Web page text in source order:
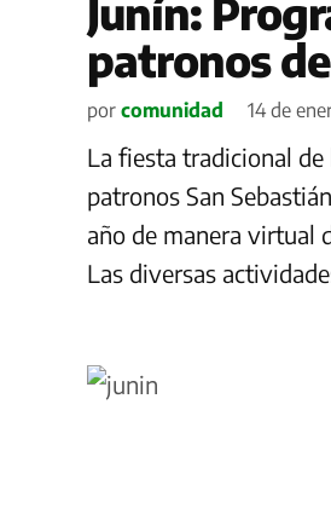
Junín:
patronos
por comunidad 14 de
La fiesta tradicional
patronos San
año de manera virtual
Las diversas